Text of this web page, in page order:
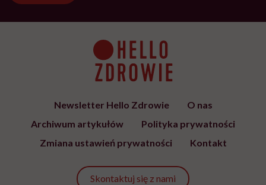
Newsletter Hello Zdrowie
O nas
Archiwum artykułów
Polityka prywatności
Zmiana ustawień prywatności
Kontakt
Skontaktuj się z nami